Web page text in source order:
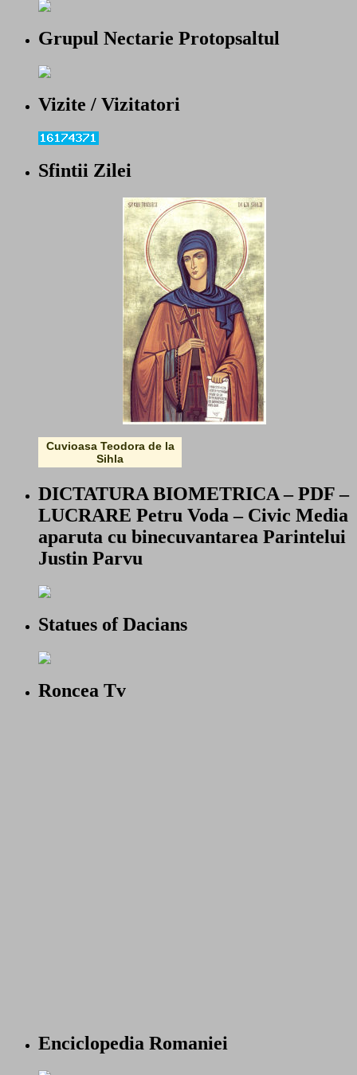
Grupul Nectarie Protopsaltul
Vizite / Vizitatori
Sfintii Zilei
Cuvioasa Teodora de la
Sihla
DICTATURA BIOMETRICA – PDF –
LUCRARE Petru Voda – Civic Media
aparuta cu binecuvantarea Parintelui
Justin Parvu
Statues of Dacians
Roncea Tv
Enciclopedia Romaniei